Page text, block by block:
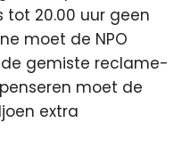
tot 20.00 uur geen
moet de NPO
gemiste reclame-
moet de
extra